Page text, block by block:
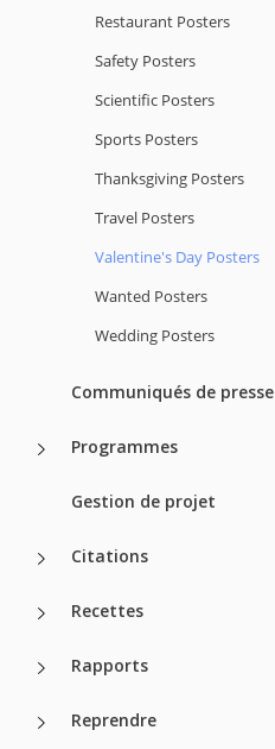
Restaurant Posters
Safety Posters
Scientific Posters
Sports Posters
Thanksgiving Posters
Travel Posters
Valentine's Day Posters
Wanted Posters
Wedding Posters
Communiqués de presse
Programmes
Gestion de projet
Citations
Recettes
Rapports
Reprendre